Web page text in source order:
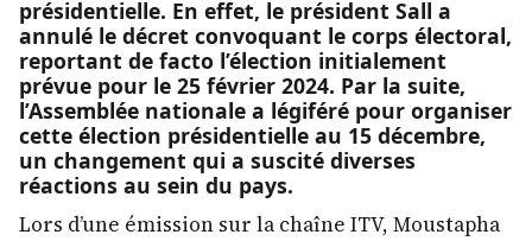
présidentielle. En effet, le président Sall a
annulé le décret convoquant le corps électoral,
reportant de facto l’élection initialement
prévue pour le 25 février 2024. Par la suite,
l’Assemblée nationale a légiféré pour organiser
cette élection présidentielle au 15 décembre,
un changement qui a suscité diverses
réactions au sein du pays.
Lors d’une émission sur la chaîne ITV, Moustapha